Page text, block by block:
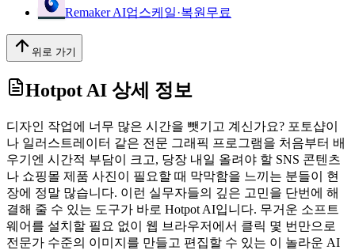
Remaker AI업스케일·복원 무료
위로 가기
Hotpot AI 상세 정보
디자인 작업에 너무 많은 시간을 뺏기고 계신가요? 포토샵이
나 일러스트레이터 같은 전문 그래픽 프로그램을 처음부터 배
우기엔 시간적 부담이 크고, 당장 내일 올려야 할 SNS 콘텐츠
나 쇼핑몰 제품 사진이 필요할 때 막막함을 느끼는 분들이 현
장에 정말 많습니다. 이런 실무자들의 깊은 고민을 단번에 해
결해 줄 수 있는 도구가 바로 Hotpot AI입니다. 무거운 소프트
웨어를 설치할 필요 없이 웹 브라우저에서 클릭 몇 번만으로
전문가 수준의 이미지를 만들고 편집할 수 있는 이 놀라운 AI